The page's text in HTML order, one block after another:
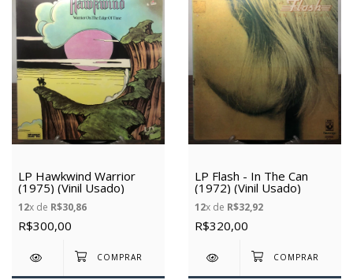
LP Hawkwind Warrior
(1975) (Vinil Usado)
12x de R$30,86
R$300,00
LP Flash - In The Can
(1972) (Vinil Usado)
12x de R$32,92
R$320,00